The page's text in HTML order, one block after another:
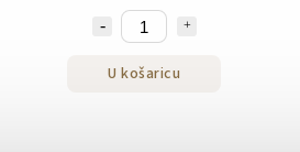
U košaricu